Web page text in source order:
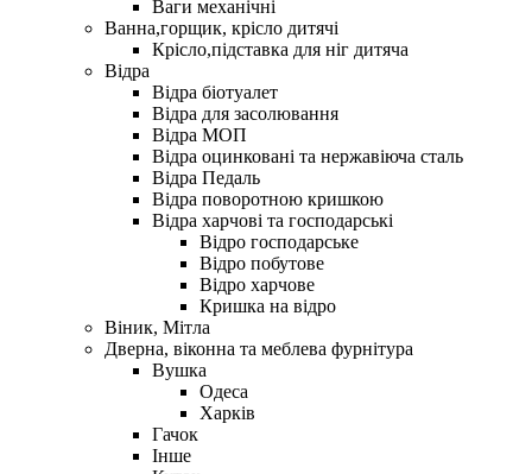
Ваги механічні
Ванна,горщик, крісло дитячі
Крісло,підставка для ніг дитяча
Відра
Відра біотуалет
Відра для засолювання
Відра МОП
Відра оцинковані та нержавіюча сталь
Відра Педаль
Відра поворотною кришкою
Відра харчові та господарські
Відро господарське
Відро побутове
Відро харчове
Кришка на відро
Віник, Мітла
Дверна, віконна та меблева фурнітура
Вушка
Одеса
Харків
Гачок
Інше